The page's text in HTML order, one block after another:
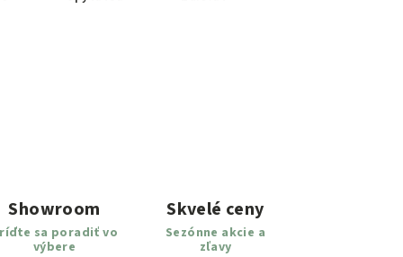
Showroom
sa poradiť vo
výbere
Skvelé ceny
Sezónne akcie a
zľavy